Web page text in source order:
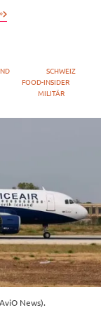
SCHWEIZ
FOOD-INSIDER
MILITÄR
News).